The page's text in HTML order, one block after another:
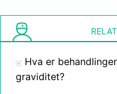
Hva er
graviditet?